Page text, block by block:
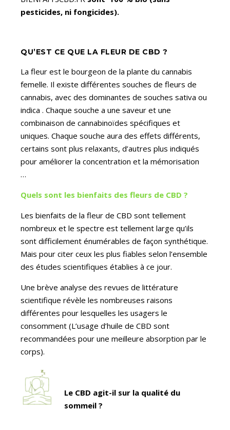
pesticides, ni fongicides).
QU’EST CE QUE LA FLEUR DE CBD ?
La fleur est le bourgeon de la plante du cannabis
femelle. Il existe différentes souches de fleurs de
cannabis, avec des dominantes de souches sativa ou
indica . Chaque souche a une saveur et une
combinaison de cannabinoïdes spécifiques et
uniques. Chaque souche aura des effets différents,
certains sont plus relaxants, d’autres plus indiqués
pour améliorer la concentration et la mémorisation
…
Quels sont les bienfaits des fleurs de CBD ?
Les bienfaits de la fleur de CBD sont tellement
nombreux et le spectre est tellement large qu’ils
sont difficilement énumérables de façon synthétique.
Mais pour citer ceux les plus fiables selon l’ensemble
des études scientifiques établies à ce jour.
Une brève analyse des revues de littérature
scientifique révèle les nombreuses raisons
différentes pour lesquelles les usagers le
consomment (L’usage d’huile de CBD sont
recommandées pour une meilleure absorption par le
corps).
Le CBD agit-il sur la qualité du
sommeil ?